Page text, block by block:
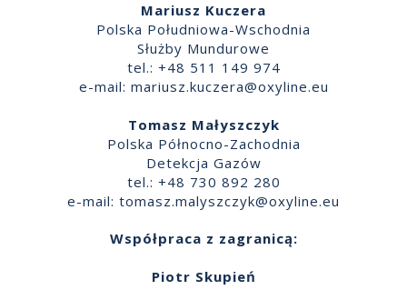
Mariusz Kuczera
Polska Południowa-Wschodnia
Służby Mundurowe
tel.: +48 511 149 974
e-mail: mariusz.kuczera@oxyline.eu
Tomasz Małyszczyk
Polska Północno-Zachodnia
Detekcja Gazów
tel.: +48 730 892 280
e-mail: tomasz.malyszczyk@oxyline.eu
Współpraca z zagranicą:
Piotr Skupień